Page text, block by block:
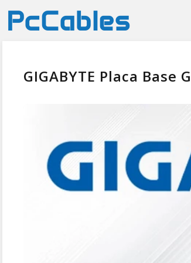
GIGABYTE Placa Base